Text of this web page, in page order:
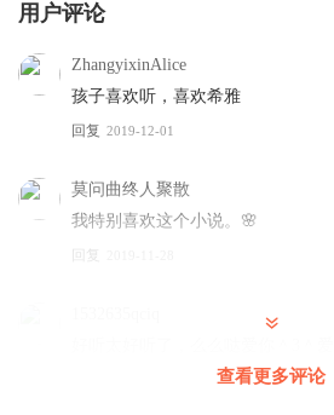
用户评论
ZhangyixinAlice
孩子喜欢听，喜欢希雅
回复 2019-12-01
莫问曲终人聚散
我特别喜欢这个小说。🌸
回复
查看更多评论